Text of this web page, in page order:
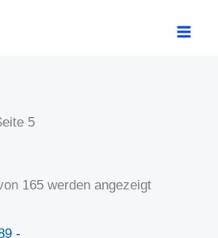
5
165 werden angezeigt